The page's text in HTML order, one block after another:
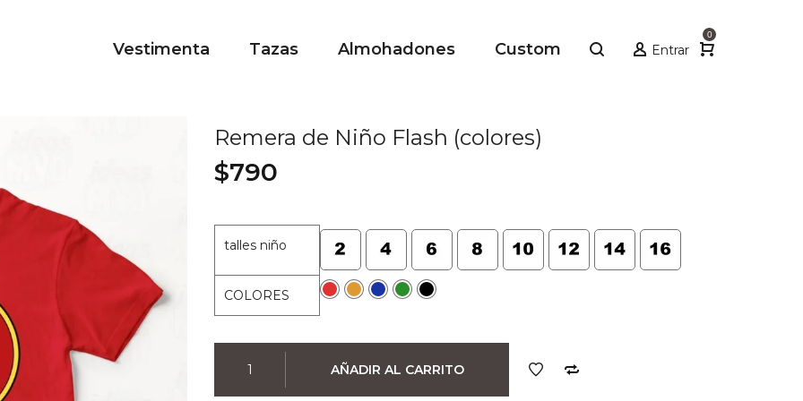
Entrar
0
Vestimenta Tazas Almohadones Custom
Remera de Niño Flash (colores)
$790
talles niño
COLORES
Niño
AÑADIR AL CARRITO